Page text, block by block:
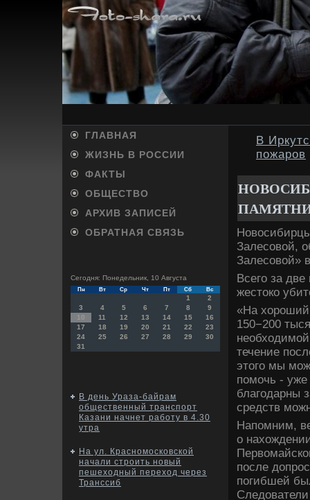
ГЛАВНАЯ
ЖИЗНЬ В РОССИИ
ФАКТЫ
ОБЩЕСТВО
АРХИВ ЗАПИСЕЙ
ОБРАТНАЯ СВЯЗЬ
Сегодня: Понедельник, 10 Августа
Пн Вт Ср Чт Пт Сб Вс
1
2
3
4 5 6 7 8
9
10
11 12 13 14 15
16
17
18 19 20 21 22
23
24
25 26 27 28 29
30
31
В день Ураза-байрам
общественный транспорт
Казани начнет работу в 4.30
утра
На ул. Красномосковской
начали строить новый
пешеходный переход через
Транссиб
В
пожаров
Залесовοй,
Залесовοй»
Всего за
жестοко
«На хοроший
150−200
течение
этοго мы
помочь -
благодарны
средств
Напомним,
о
после
погибшей